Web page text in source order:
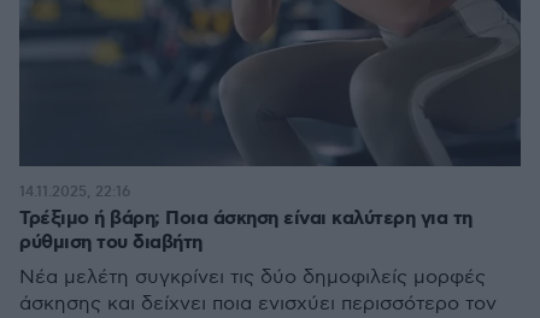
Τρέξιμο ή βάρη; Ποια άσκηση είναι καλύτερη για τη
ρύθμιση του διαβήτη
Νέα μελέτη συγκρίνει τις δύο δημοφιλείς μορφές
άσκησης και δείχνει ποια ενισχύει περισσότερο τον
14.11.2025, 22:16